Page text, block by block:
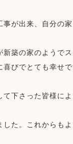
事が出来、自分の
築の家のようで
びでとても幸せで
下さった皆様に
た。これからも